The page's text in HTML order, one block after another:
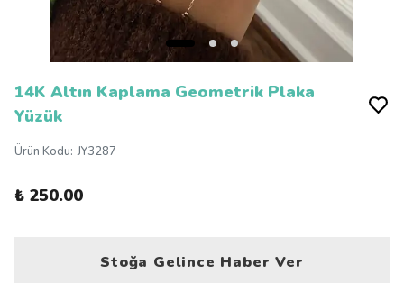
14K Altın Kaplama Geometrik Plaka
Yüzük
Ürün Kodu: JY3287
₺ 250.00
Stoğa Gelince Haber Ver